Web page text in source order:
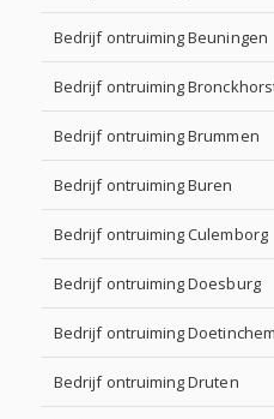
Bedrijf ontruiming Beuningen
Bedrijf ontruiming
Bedrijf ontruiming Brummen
Bedrijf ontruiming Buren
Bedrijf ontruiming Culemborg
Bedrijf ontruiming Doesburg
Bedrijf ontruiming Doetinchem
Bedrijf ontruiming Druten